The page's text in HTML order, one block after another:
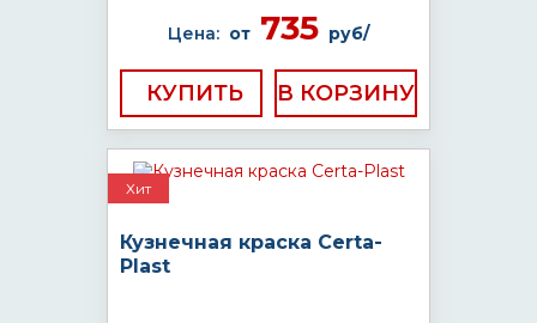
Цена: от 735 руб/
КУПИТЬ
Хит
Кузнечная краска Certa-
Plast